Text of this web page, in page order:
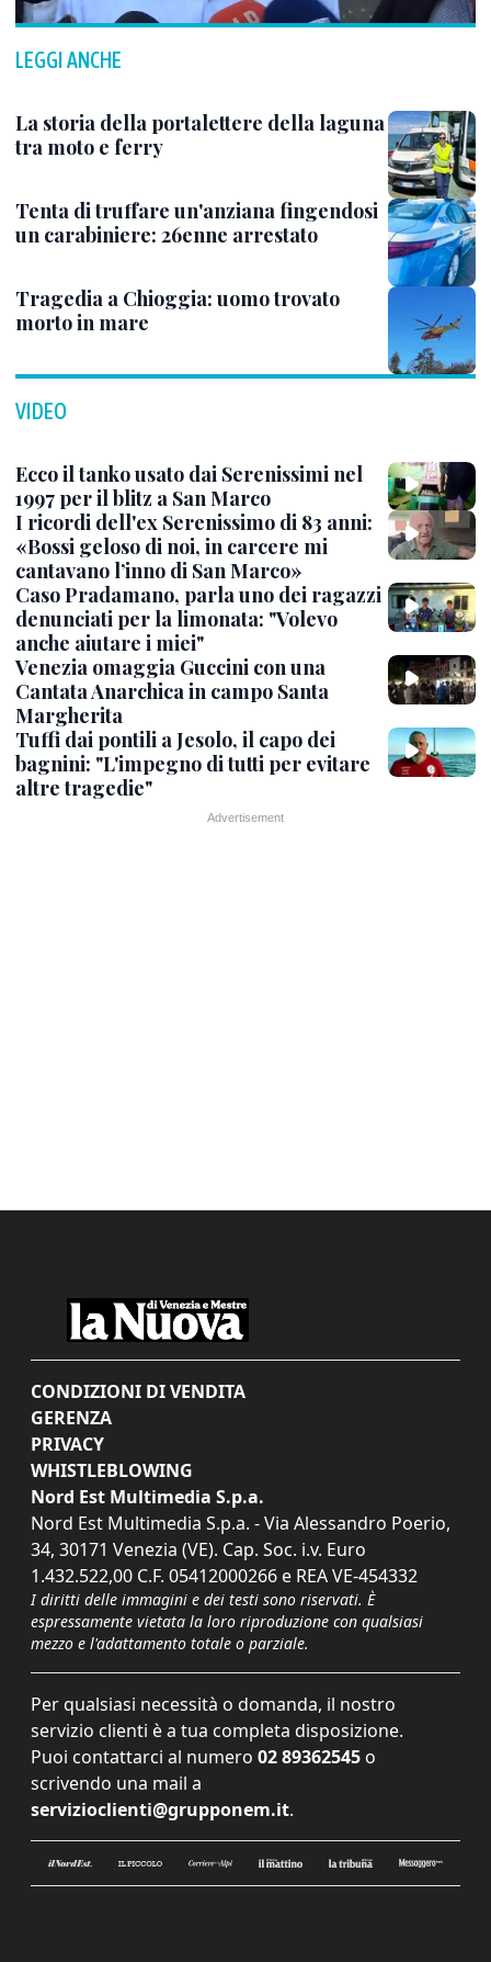
LEGGI ANCHE
La storia della portalettere della laguna
tra moto e ferry
Tenta di truffare un'anziana fingendosi
un carabiniere: 26enne arrestato
Tragedia a Chioggia: uomo trovato
morto in mare
VIDEO
Ecco il tanko usato dai Serenissimi nel
1997 per il blitz a San Marco
I ricordi dell'ex Serenissimo di 83 anni:
«Bossi geloso di noi, in carcere mi
cantavano l’inno di San Marco»
Caso Pradamano, parla uno dei ragazzi
denunciati per la limonata: "Volevo
anche aiutare i miei"
Venezia omaggia Guccini con una
Cantata Anarchica in campo Santa
Margherita
Tuffi dai pontili a Jesolo, il capo dei
bagnini: "L'impegno di tutti per evitare
altre tragedie"
CONDIZIONI DI VENDITA
GERENZA
PRIVACY
WHISTLEBLOWING
Nord Est Multimedia S.p.a.
Nord Est Multimedia S.p.a. - Via Alessandro Poerio,
34, 30171 Venezia (VE). Cap. Soc. i.v. Euro
1.432.522,00 C.F. 05412000266 e REA VE-454332
I diritti delle immagini e dei testi sono riservati. È
espressamente vietata la loro riproduzione con qualsiasi
mezzo e l'adattamento totale o parziale.
Per qualsiasi necessità o domanda, il nostro
servizio clienti è a tua completa disposizione.
Puoi contattarci al numero 02 89362545 o
scrivendo una mail a
servizioclienti@grupponem.it.